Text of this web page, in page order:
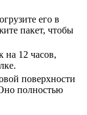
его в
пакет, чтобы
на 12 часов,
поверхности
полностью